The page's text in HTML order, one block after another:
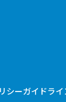
シーガイドライ